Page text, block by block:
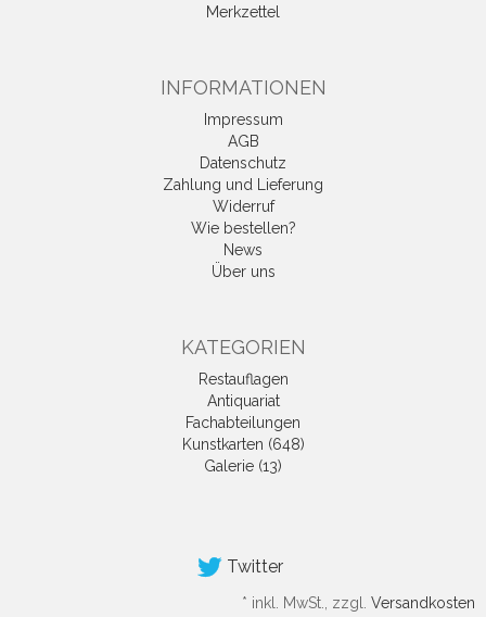
Merkzettel
INFORMATIONEN
Impressum
AGB
Datenschutz
Zahlung und Lieferung
Widerruf
Wie bestellen?
News
Über uns
KATEGORIEN
Restauflagen
Antiquariat
Fachabteilungen
Kunstkarten (648)
Galerie (13)
Twitter
* inkl. MwSt., zzgl. Versandkosten